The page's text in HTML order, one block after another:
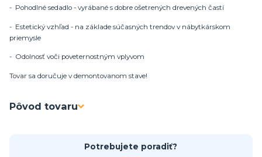
- Pohodlné sedadlo - vyrábané s dobre ošetrených drevených častí
- Estetický vzhľad - na základe súčasných trendov v nábytkárskom
priemysle
- Odolnosť voči poveternostným vplyvom
Tovar sa doručuje v demontovanom stave!
Pôvod tovaru
Potrebujete poradiť?